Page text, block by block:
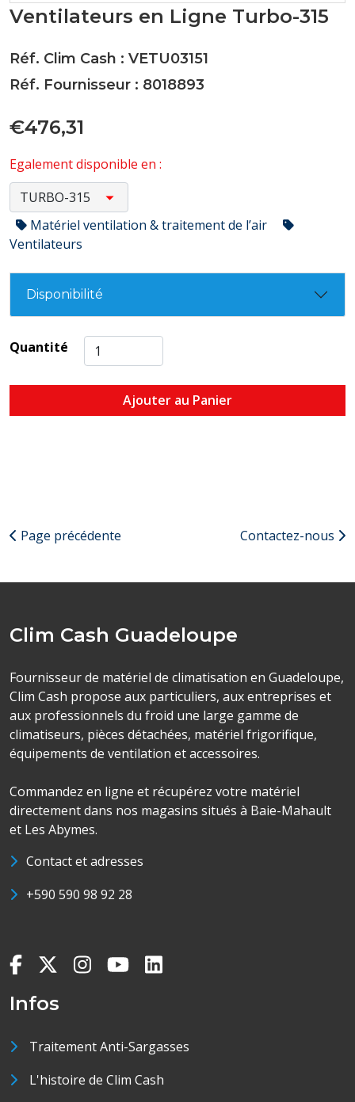
Ventilateurs en Ligne Turbo-315
Réf. Clim Cash : VETU03151
Réf. Fournisseur : 8018893
€476,31
Egalement disponible en :
Matériel ventilation & traitement de l’air
Ventilateurs
Disponibilité
Quantité
Ajouter au Panier
Page précédente Contactez-nous
Clim Cash Guadeloupe
Fournisseur de matériel de climatisation en Guadeloupe,
Clim Cash propose aux particuliers, aux entreprises et
aux professionnels du froid une large gamme de
climatiseurs, pièces détachées, matériel frigorifique,
équipements de ventilation et accessoires.
Commandez en ligne et récupérez votre matériel
directement dans nos magasins situés à Baie-Mahault
et Les Abymes.
Contact et adresses
+590 590 98 92 28
Infos
Traitement Anti-Sargasses
L'histoire de Clim Cash